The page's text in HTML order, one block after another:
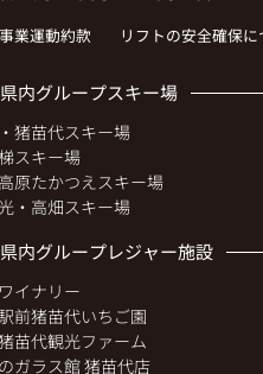
業運動約款 リフトの安全確保に
内グループスキー場
猪苗代スキー場
スキー場
原たかつえスキー場
・高畑スキー場
内グループレジャー施設
イナリー
前猪苗代いちご園
苗代観光ファーム
ガラス館 猪苗代店